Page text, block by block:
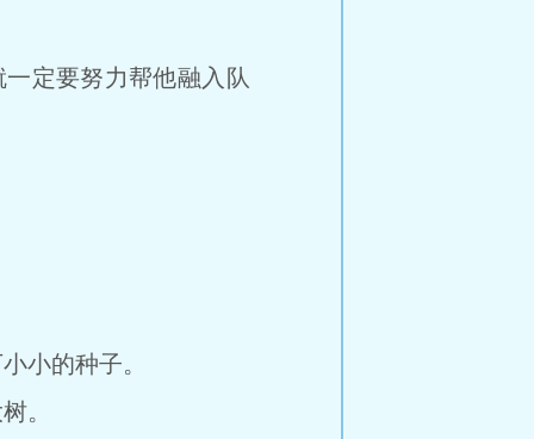
定要努力帮他融入队
小的种子。
。